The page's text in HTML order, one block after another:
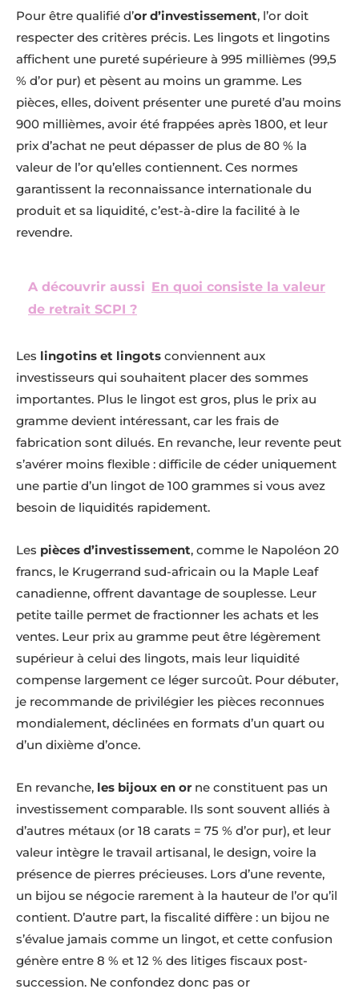
Pour être qualifié d’or d’investissement, l’or doit
respecter des critères précis. Les lingots et lingotins
affichent une pureté supérieure à 995 millièmes (99,5
% d’or pur) et pèsent au moins un gramme. Les
pièces, elles, doivent présenter une pureté d’au moins
900 millièmes, avoir été frappées après 1800, et leur
prix d’achat ne peut dépasser de plus de 80 % la
valeur de l’or qu’elles contiennent. Ces normes
garantissent la reconnaissance internationale du
produit et sa liquidité, c’est-à-dire la facilité à le
revendre.
A découvrir aussi En quoi consiste la valeur
de retrait SCPI ?
Les lingotins et lingots conviennent aux
investisseurs qui souhaitent placer des sommes
importantes. Plus le lingot est gros, plus le prix au
gramme devient intéressant, car les frais de
fabrication sont dilués. En revanche, leur revente peut
s’avérer moins flexible : difficile de céder uniquement
une partie d’un lingot de 100 grammes si vous avez
besoin de liquidités rapidement.
Les pièces d’investissement, comme le Napoléon 20
francs, le Krugerrand sud-africain ou la Maple Leaf
canadienne, offrent davantage de souplesse. Leur
petite taille permet de fractionner les achats et les
ventes. Leur prix au gramme peut être légèrement
supérieur à celui des lingots, mais leur liquidité
compense largement ce léger surcoût. Pour débuter,
je recommande de privilégier les pièces reconnues
mondialement, déclinées en formats d’un quart ou
d’un dixième d’once.
En revanche, les bijoux en or ne constituent pas un
investissement comparable. Ils sont souvent alliés à
d’autres métaux (or 18 carats = 75 % d’or pur), et leur
valeur intègre le travail artisanal, le design, voire la
présence de pierres précieuses. Lors d’une revente,
un bijou se négocie rarement à la hauteur de l’or qu’il
contient. D’autre part, la fiscalité diffère : un bijou ne
s’évalue jamais comme un lingot, et cette confusion
génère entre 8 % et 12 % des litiges fiscaux post-
succession. Ne confondez donc pas or